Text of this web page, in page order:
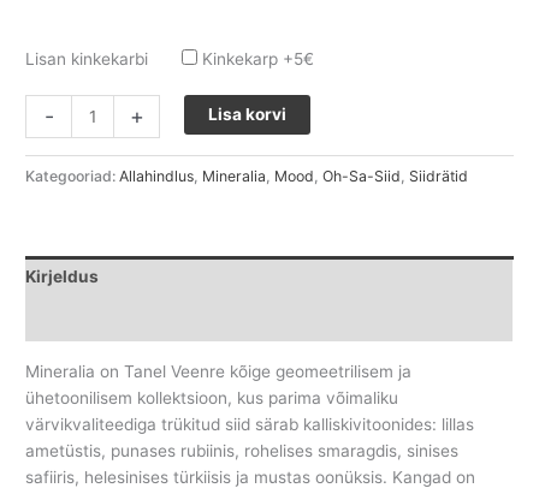
Lisan kinkekarbi Kinkekarp +5€
- + Lisa korvi
Kategooriad:Allahindlus Mineralia Mood ,Oh-Sa-Siid Siidrätid
Kirjeldus
Mineralia on Tanel Veenre kõige geomeetrilisem ja
ühetoonilisem kollektsioon, kus parima võimaliku
värvikvaliteediga trükitud siid särab kalliskivitoonides: lillas
ametüstis, punases rubiinis, rohelises smaragdis, sinises
safiiris, helesinises türkiisis ja mustas oonüksis. Kangad on